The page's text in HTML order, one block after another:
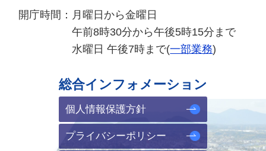
開庁時間： 月曜日から金曜日
午前8時30分から午後5時15分まで
水曜日 午後7時まで(一部業務)
総合インフォメーション
個人情報保護方針
プライバシーポリシー